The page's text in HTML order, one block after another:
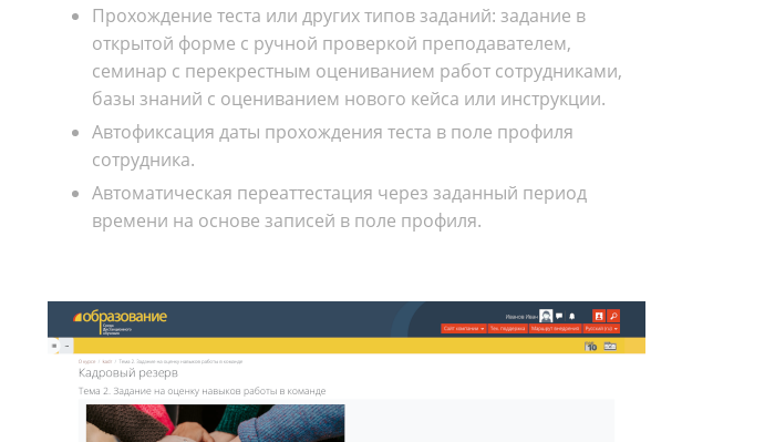
Прохождение теста или других типов заданий: задание в
открытой форме с ручной проверкой преподавателем,
семинар с перекрестным оцениванием работ сотрудниками,
базы знаний с оцениванием нового кейса или инструкции.
Автофиксация даты прохождения теста в поле профиля
сотрудника.
Автоматическая переаттестация через заданный период
времени на основе записей в поле профиля.